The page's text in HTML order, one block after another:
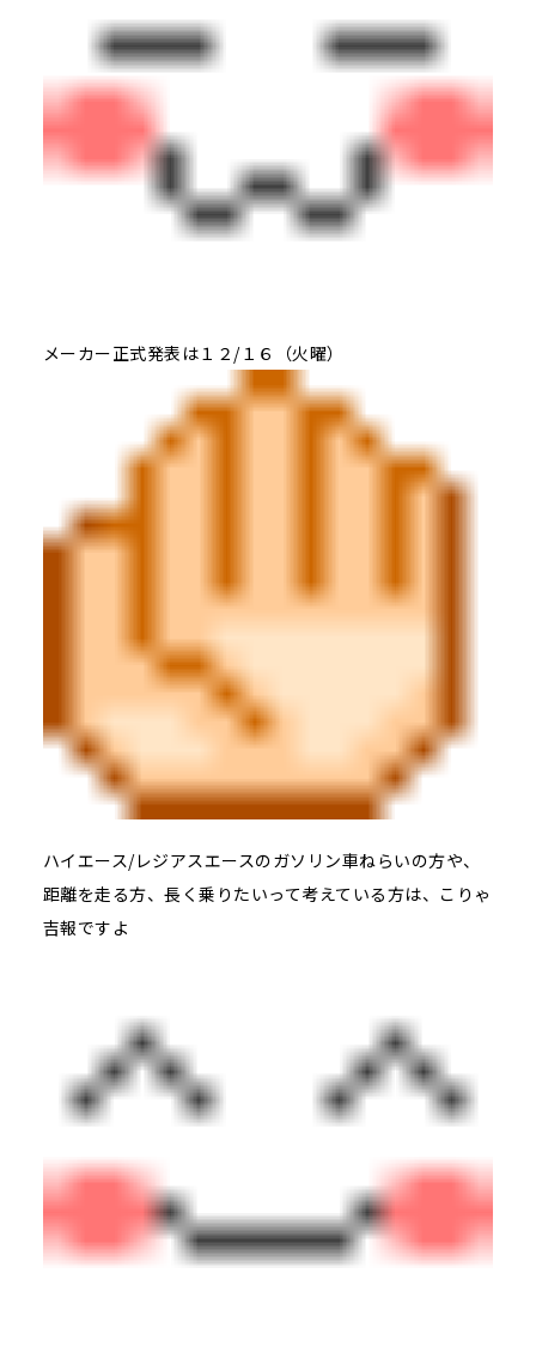
メーカー正式発表は１２/１６（火曜）
ハイエース/レジアスエースのガソリン車ねらいの方や、
距離を走る方、長く乗りたいって考えている方は、こりゃ
吉報ですよ